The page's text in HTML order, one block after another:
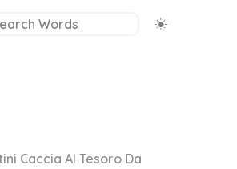
Caccia Al Tesoro Da